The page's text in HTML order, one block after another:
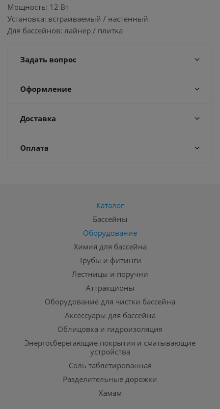
Мощность: 12 Вт
Установка: встраиваемый / настенный
Для бассейнов: лайнер / плитка
Задать вопрос
Оформление
Доставка
Оплата
Каталог
Бассейны
Оборудование
Химия для бассейна
Трубы и фитинги
Лестницы и поручни
Аттракционы
Оборудование для чистки бассейна
Аксессуары для бассейна
Облицовка и гидроизоляция
Энергосберегающие покрытия и сматывающие
устройства
Соль таблетированная
Разделительные дорожки
Хамам